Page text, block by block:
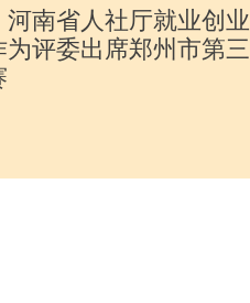
河南省人社厅就业创
评委出席郑州市第